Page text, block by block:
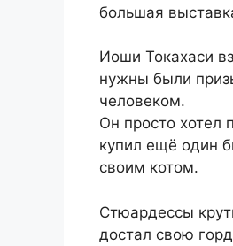
большая
Иоши Токахаси
нужны были
человеком.
Он просто хотел
купил ещё один
своим котом.
Стюардессы
достал свою